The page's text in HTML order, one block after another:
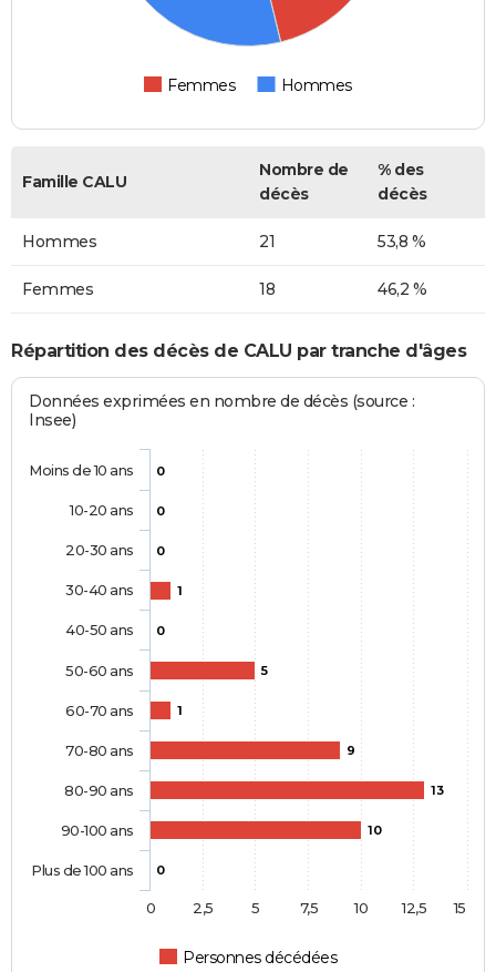
Femmes Hommes
Famille CALU
Nombre de
décès
% des
décès
Hommes 21 53,8 %
Femmes 18 46,2 %
Répartition des décès de CALU par tranche d'âges
Données exprimées en nombre de décès (source :
Insee)
0
0
0
1
0
5
1
9
13
10
0
Personnes décédées
Moins de 10 ans
10-20 ans
20-30 ans
30-40 ans
40-50 ans
50-60 ans
60-70 ans
70-80 ans
80-90 ans
90-100 ans
Plus de 100 ans
0 2,5 5 7,5 10 12,5 15